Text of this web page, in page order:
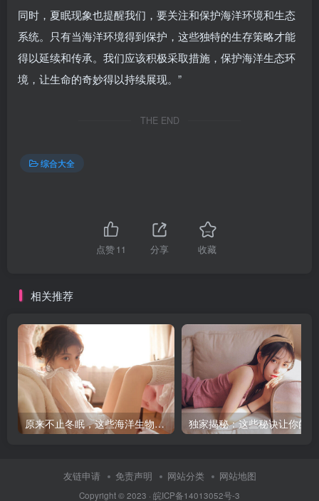
同时，夏眠现象也提醒我们，要关注和保护海洋环境和生态
系统。只有当海洋环境得到保护，这些独特的生存策略才能
得以延续和传承。我们应该积极采取措施，保护海洋生态环
境，让生命的奇妙得以持续展现。”
THE END
综合大全
点赞11 分享 收藏
相关推荐
原来不止冬眠，这些海洋生物还会夏眠！
友链申请 免责声明 网站分类 网站地图
Copyright © 2023 · 皖ICP备14013052号-3